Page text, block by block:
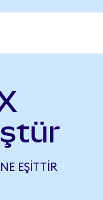
EŞITTIR